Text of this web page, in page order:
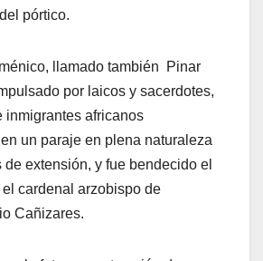
pórtico.
llamado también Pinar
por laicos y sacerdotes,
inmigrantes africanos
un paraje en plena naturaleza
extensión, y fue bendecido el
cardenal arzobispo de
Cañizares.